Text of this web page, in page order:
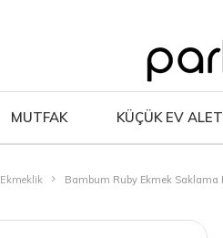
MUTFAK KÜÇÜK EV
Ekmeklik Bambum Ruby Ekmek Saklama